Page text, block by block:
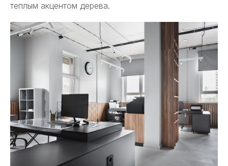
теплым акцентом дерева.